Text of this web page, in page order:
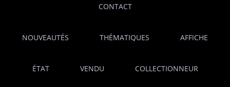
CONTACT
NOUVEAUTÉS THÉMATIQUES AFFICHE
ÉTAT VENDU COLLECTIONNEUR